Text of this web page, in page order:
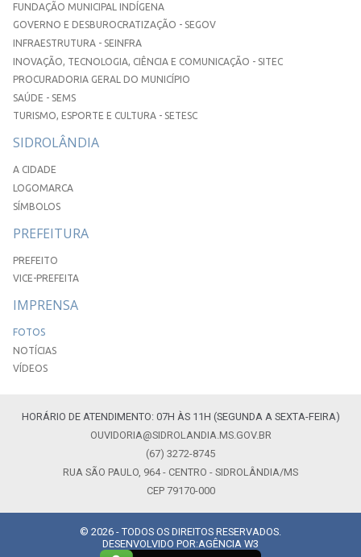
FUNDAÇÃO MUNICIPAL INDÍGENA
GOVERNO E DESBUROCRATIZAÇÃO - SEGOV
INFRAESTRUTURA - SEINFRA
INOVAÇÃO, TECNOLOGIA, CIÊNCIA E COMUNICAÇÃO - SITEC
PROCURADORIA GERAL DO MUNICÍPIO
SAÚDE - SEMS
TURISMO, ESPORTE E CULTURA - SETESC
SIDROLÂNDIA
A CIDADE
LOGOMARCA
SÍMBOLOS
PREFEITURA
PREFEITO
VICE-PREFEITA
IMPRENSA
FOTOS
NOTÍCIAS
VÍDEOS
HORÁRIO DE ATENDIMENTO: 07H ÀS 11H (SEGUNDA A SEXTA-FEIRA)
OUVIDORIA@SIDROLANDIA.MS.GOV.BR
(67) 3272-8745
RUA SÃO PAULO, 964 - CENTRO - SIDROLÂNDIA/MS
CEP 79170-000
© 2026 - TODOS OS DIREITOS RESERVADOS.
DESENVOLVIDO POR:AGÊNCIA W3